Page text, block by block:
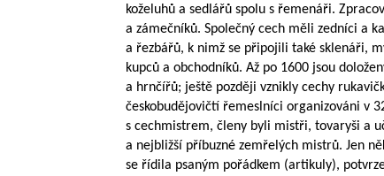
koželuhů a sedlářů spolu s řemenáři.
a zámečníků. Společný cech měli zedníci a
a řezbářů, k nimž se připojili také sklenáři,
kupců a obchodníků. Až po 1600 jsou
a hrnčířů; ještě později vznikly cechy
českobudějovičtí řemeslníci organizováni v
s cechmistrem, členy byli mistři, tovaryši a
a nejbližší příbuzné zemřelých mistrů. Jen
se řídila psaným pořádkem (artikuly),